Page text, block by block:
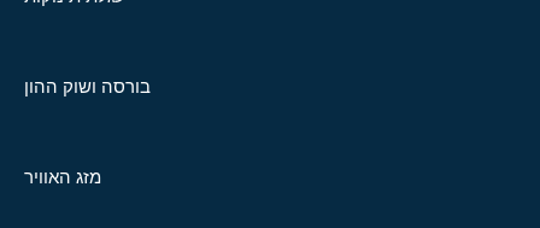
בורסה ושוק ההון
מזג האוויר